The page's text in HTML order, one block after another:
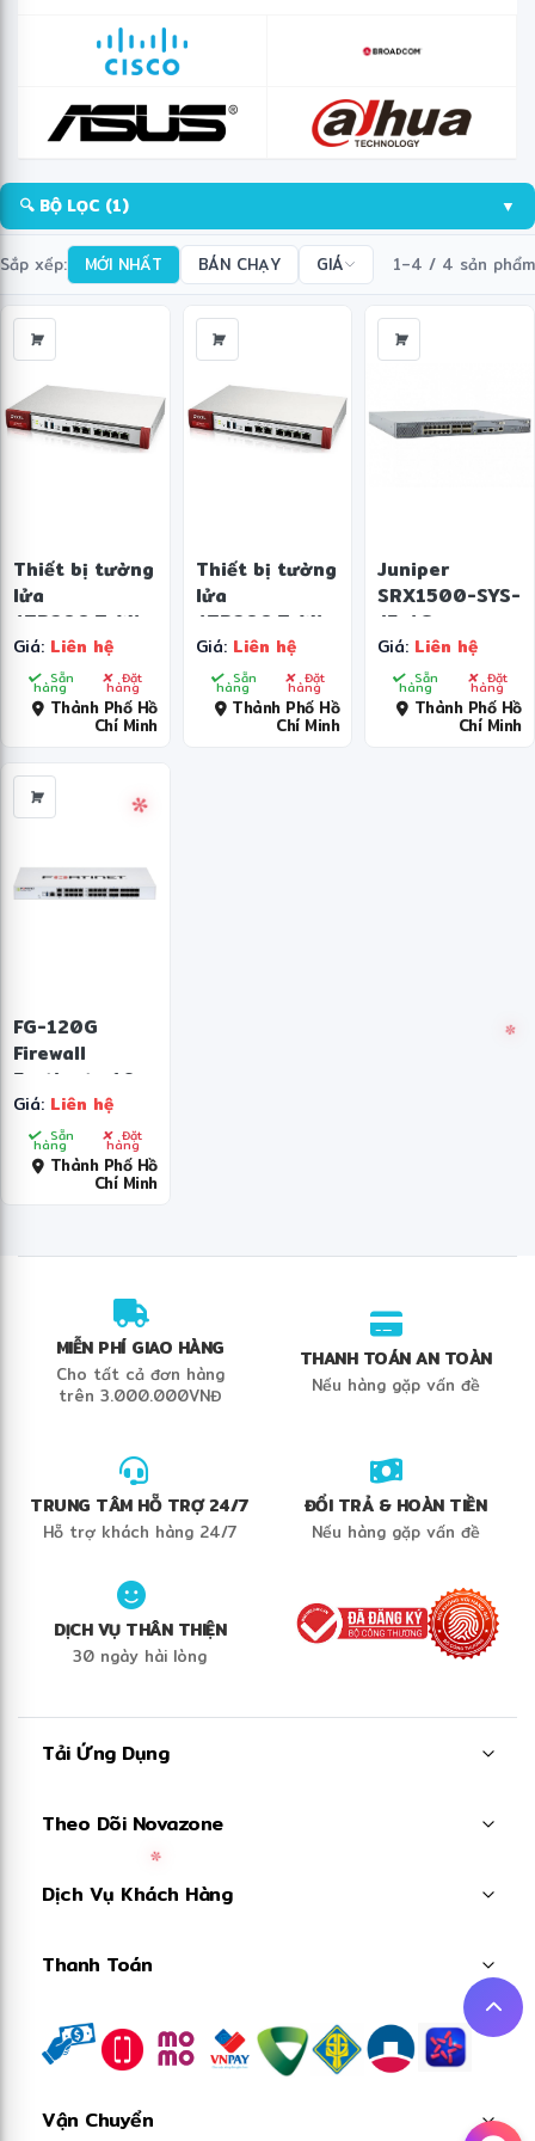
🔍 BỘ LỌC (1) ▼
Sắp xếp: MỚI NHẤT BÁN CHẠY GIÁ 1–4 / 4 sản phẩm
Thiết bị tường
lửa
ATP200,ZyWALL
ATP Firewall
Giá: Liên hệ
Sẵn
hàng Đặt
hàng
Thành Phố Hồ
Chí Minh
Thiết bị tường
lửa
ATP200,ZyWALL
ATP Firewall
Giá: Liên hệ
Sẵn
hàng Đặt
hàng
Thành Phố Hồ
Chí Minh
Juniper
SRX1500-SYS-
JE-AC
Giá: Liên hệ
Sẵn
hàng Đặt
hàng
Thành Phố Hồ
Chí Minh
FG-120G
Firewall
Fortigate 16x
1GE RJ45, 8x
1G SFP, 4x
10G SFP+
Giá: Liên hệ
Sẵn
hàng Đặt
hàng
Thành Phố Hồ
Chí Minh
MIỄN PHÍ GIAO HÀNG
Cho tất cả đơn hàng
trên 3.000.000VNĐ
THANH TOÁN AN TOÀN
Nếu hàng gặp vấn đề
TRUNG TÂM HỖ TRỢ 24/7
Hỗ trợ khách hàng 24/7
ĐỔI TRẢ & HOÀN TIỀN
Nếu hàng gặp vấn đề
DỊCH VỤ THÂN THIỆN
30 ngày hài lòng
Tải Ứng Dụng
Theo Dõi Novazone
Dịch Vụ Khách Hàng
Thanh Toán
Vận Chuyển
❅
✻